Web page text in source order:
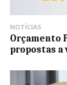
NOTÍCIAS
Orçamento
propostas a